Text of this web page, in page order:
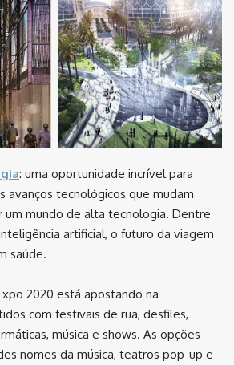
: uma oportunidade incrível para
avanços tecnológicos que mudam
um mundo de alta tecnologia. Dentre
artificial, o futuro da viagem
saúde.
2020 está apostando na
com festivais de rua, desfiles,
música e shows. As opções
nomes da música, teatros pop-up e